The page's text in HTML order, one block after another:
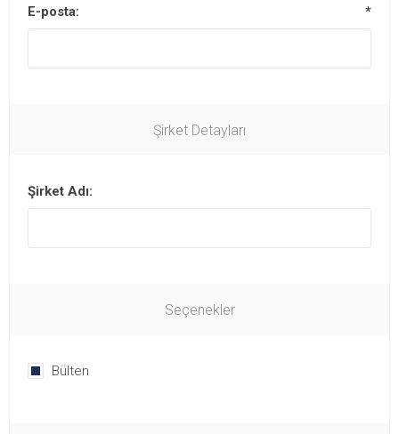
E-posta: *
Şirket Detayları
Şirket Adı:
Seçenekler
Bülten